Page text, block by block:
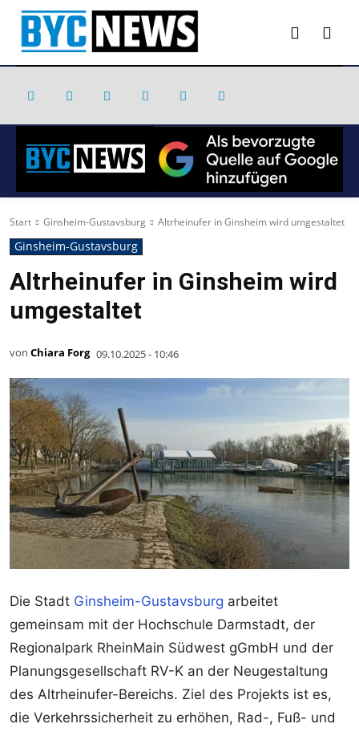
Start Ginsheim-Gustavsburg Altrheinufer in Ginsheim wird umgestaltet
Ginsheim-Gustavsburg
Altrheinufer in Ginsheim wird
umgestaltet
von Chiara Forg 09.10.2025 - 10:46
Die Stadt Ginsheim-Gustavsburg arbeitet
gemeinsam mit der Hochschule Darmstadt, der
Regionalpark RheinMain Südwest gGmbH und der
Planungsgesellschaft RV-K an der Neugestaltung
des Altrheinufer-Bereichs. Ziel des Projekts ist es,
die Verkehrssicherheit zu erhöhen, Rad-, Fuß- und